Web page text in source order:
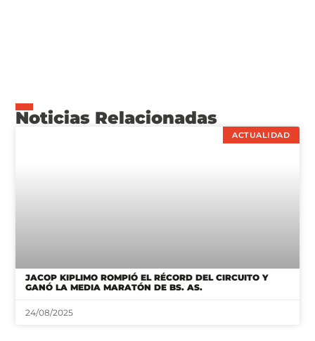
Noticias Relacionadas
ACTUALIDAD
JACOP KIPLIMO ROMPIÓ EL RÉCORD DEL CIRCUITO Y
GANÓ LA MEDIA MARATÓN DE BS. AS.
24/08/2025